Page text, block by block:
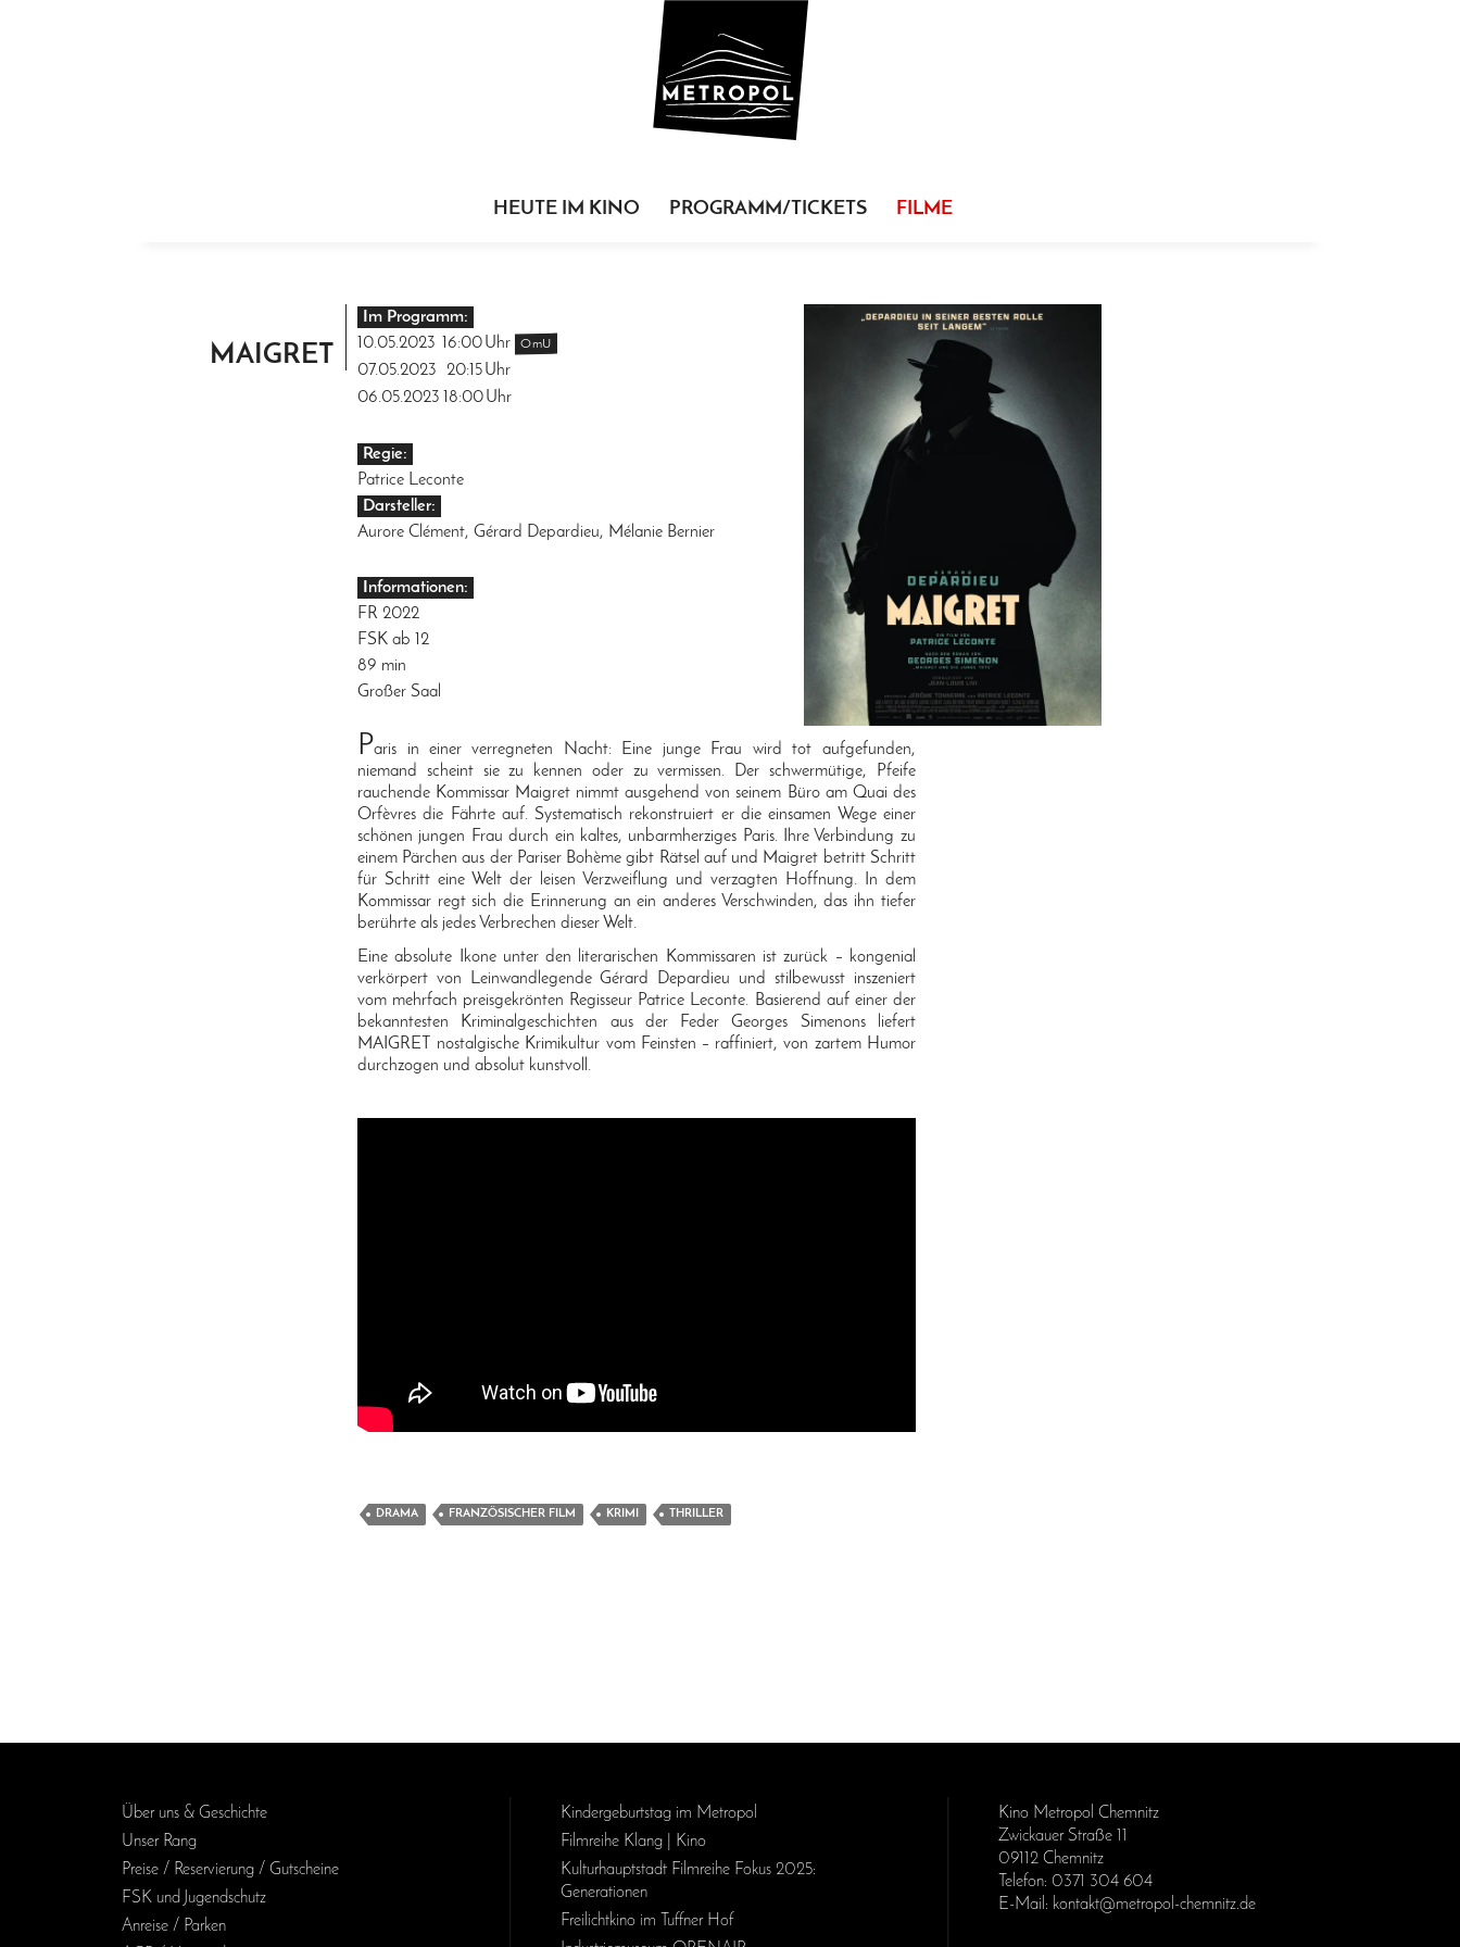
HEUTE IM KINO PROGRAMM/TICKETS FILME
MAIGRET
Im Programm:
10.05.2023
16:00Uhr OmU
07.05.2023 20:15Uhr
06.05.2023 18:00Uhr
Regie:
Patrice Leconte
Darsteller:
Aurore Clément, Gérard Depardieu, Mélanie Bernier
Informationen:
FR 2022
FSK ab 12
89 min
Großer Saal
Paris in einer verregneten Nacht: Eine junge Frau wird tot aufgefunden,
niemand scheint sie zu kennen oder zu vermissen. Der schwermütige, Pfeife
rauchende Kommissar Maigret nimmt ausgehend von seinem Büro am Quai des
Orfèvres die Fährte auf. Systematisch rekonstruiert er die einsamen Wege einer
schönen jungen Frau durch ein kaltes, unbarmherziges Paris. Ihre Verbindung zu
einem Pärchen aus der Pariser Bohème gibt Rätsel auf und Maigret betritt Schritt
für Schritt eine Welt der leisen Verzweiflung und verzagten Hoffnung. In dem
Kommissar regt sich die Erinnerung an ein anderes Verschwinden, das ihn tiefer
berührte als jedes Verbrechen dieser Welt.
Eine absolute Ikone unter den literarischen Kommissaren ist zurück – kongenial
verkörpert von Leinwandlegende Gérard Depardieu und stilbewusst inszeniert
vom mehrfach preisgekrönten Regisseur Patrice Leconte. Basierend auf einer der
bekanntesten Kriminalgeschichten aus der Feder Georges Simenons liefert
MAIGRET nostalgische Krimikultur vom Feinsten – raffiniert, von zartem Humor
durchzogen und absolut kunstvoll.
DRAMA FRANZÖSISCHER FILM KRIMI THRILLER
Über uns & Geschichte
Unser Rang
Preise / Reservierung / Gutscheine
FSK und Jugendschutz
Anreise / Parken
Kinder­geburts­tag im Metropol
Filmreihe Klang | Kino
Kulturhauptstadt Filmreihe Fokus 2025:
Generationen
Freilichtkino im Tuffner Hof
Kino Metropol Chemnitz
Zwickauer Straße 11
09112 Chemnitz
Telefon: 0371 304 604
E-Mail: kontakt@metropol-chemnitz.de